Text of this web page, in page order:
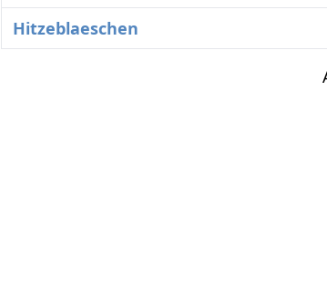
Hitzeblaeschen